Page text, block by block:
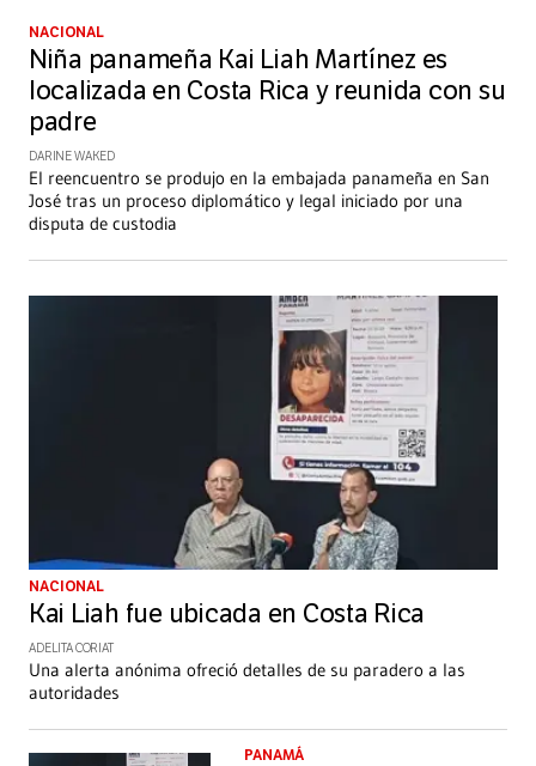
NACIONAL
Niña panameña Kai Liah Martínez es
localizada en Costa Rica y reunida con su
padre
DARINE WAKED
El reencuentro se produjo en la embajada panameña en San
José tras un proceso diplomático y legal iniciado por una
disputa de custodia
NACIONAL
Kai Liah fue ubicada en Costa Rica
ADELITA CORIAT
Una alerta anónima ofreció detalles de su paradero a las
autoridades
PANAMÁ